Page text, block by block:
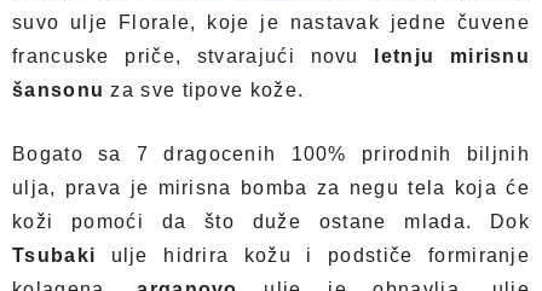
suvo ulje Florale, koje je nastavak jedne čuvene
francuske priče, stvarajući novu
letnju mirisnu
šansonu za sve tipove kože.
Bogato sa 7 dragocenih 100% prirodnih biljnih
ulja, prava je mirisna bomba za negu tela koja će
koži pomoći da što duže ostane mlada. Dok
Tsubaki ulje hidrira kožu i podstiče formiranje